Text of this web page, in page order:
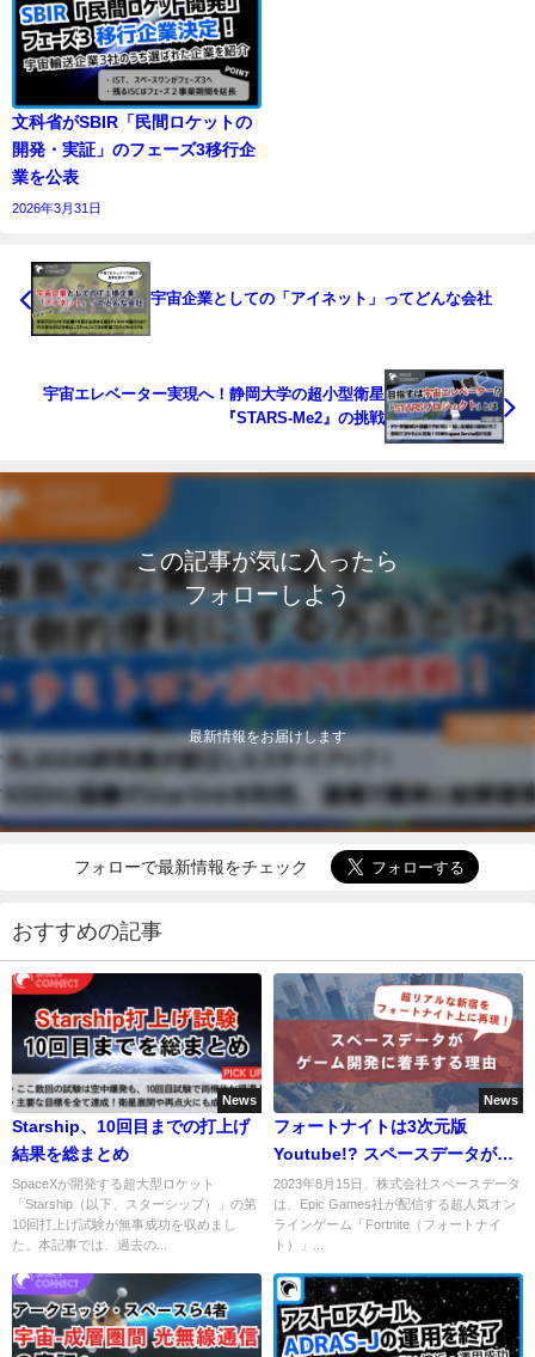
文科省がSBIR「民間ロケットの
開発・実証」のフェーズ3移行企
業を公表
2026年3月31日
宇宙企業としての「アイネット」ってどんな会社
宇宙エレベーター実現へ！静岡大学の超小型衛星
『STARS-Me2』の挑戦
この記事が気に入ったら
フォローしよう
最新情報をお届けします
フォローで最新情報をチェック
おすすめの記事
News
Starship、10回目までの打上げ
結果を総まとめ
SpaceXが開発する超大型ロケット
「Starship（以下、スターシップ）」の第
10回打上げ試験が無事成功を収めまし
た。本記事では、過去の...
News
フォートナイトは3次元版
Youtube!? スペースデータがゲ
ーム開発スタジオを設立
2023年8月15日、株式会社スペースデータ
は、Epic Games社が配信する超人気オン
ラインゲーム「Fortnite（フォートナイ
ト）」...